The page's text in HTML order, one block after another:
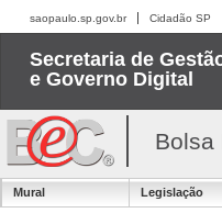
saopaulo.sp.gov.br Cidadão SP
Secretaria de
e Governo Digital
Bolsa
Mural Legislação